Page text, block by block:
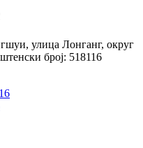
улица Лонганг, округ
број: 518116